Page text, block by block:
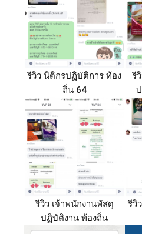
รีวิว นิติกรปฏิบัติการ ท้อง
ถิ่น 64
รี
รีวิว เจ้าพนักงานพัสดุ
ปฏิบัติงาน ท้องถิ่น
รีวิ